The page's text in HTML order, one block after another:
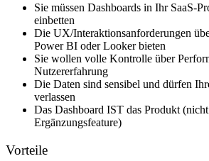
Sie müssen Dashboards in Ihr SaaS-
einbetten
Die UX/Interaktionsanforderungen
Power BI oder Looker bieten
Sie wollen volle Kontrolle über
Nutzererfahrung
Die Daten sind sensibel und dürfen
verlassen
Das Dashboard IST das Produkt
Ergänzungsfeature)
Vorteile